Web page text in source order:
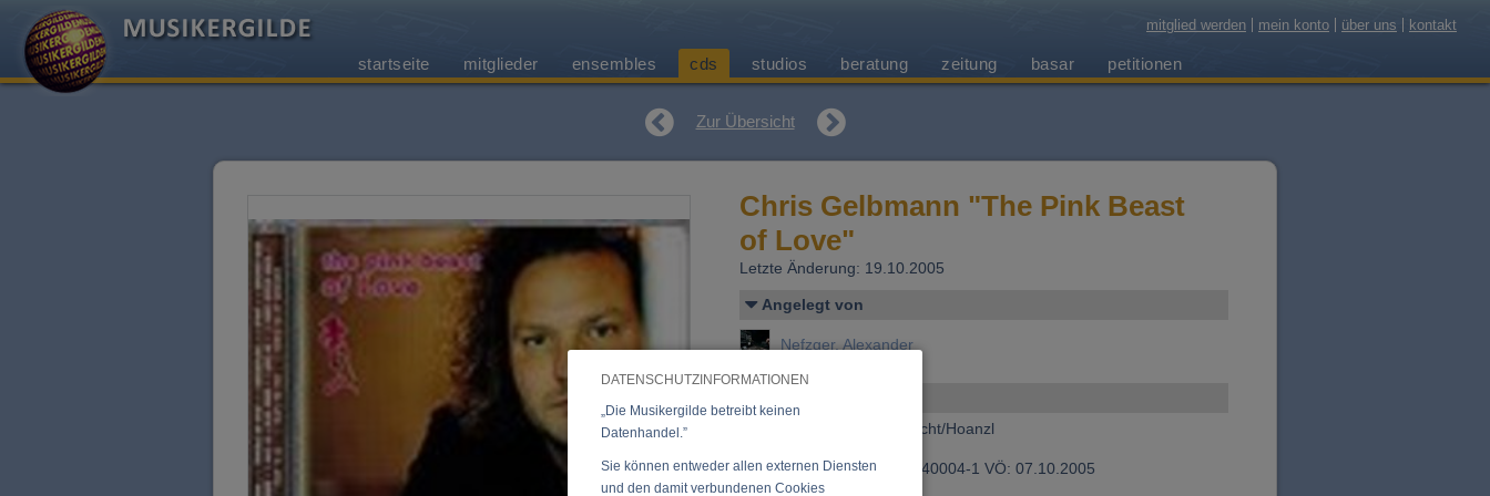
DATENSCHUTZINFORMATIONEN
„Die Musikergilde betreibt keinen
Datenhandel.”
Sie können entweder allen externen Diensten
und den damit verbundenen Cookies
mitglied werden mein konto über uns kontakt
startseite mitglieder ensembles cds studios beratung zeitung basar petitionen
Zur Übersicht
Chris Gelbmann "The Pink Beast
of Love"
Letzte Änderung: 19.10.2005
Angelegt von
Nefzger, Alexander
Buntspecht/Hoanzl
Bestellnummer:Cat-No: 40004-1 VÖ: 07.10.2005